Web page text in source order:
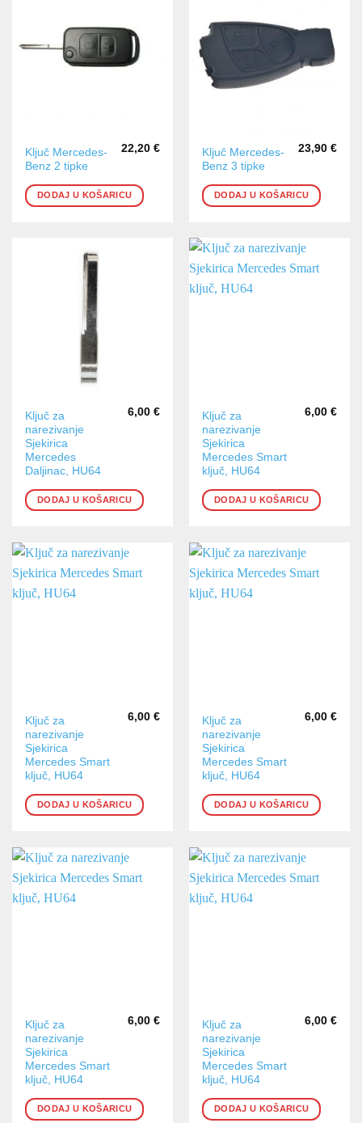
Ključ Mercedes-
Benz 2 tipke
22,20 €
DODAJ U KOŠARICU
Ključ Mercedes-
Benz 3 tipke
23,90 €
DODAJ U KOŠARICU
Ključ za
narezivanje
Sjekirica
Mercedes
Daljinac, HU64
6,00 €
DODAJ U KOŠARICU
Ključ za
narezivanje
Sjekirica
Mercedes Smart
ključ, HU64
6,00 €
DODAJ U KOŠARICU
Ključ za
narezivanje
Sjekirica
Mercedes Smart
ključ, HU64
6,00 €
DODAJ U KOŠARICU
Ključ za
narezivanje
Sjekirica
Mercedes Smart
ključ, HU64
6,00 €
DODAJ U KOŠARICU
Ključ za
narezivanje
Sjekirica
Mercedes Smart
ključ, HU64
6,00 €
DODAJ U KOŠARICU
Ključ za
narezivanje
Sjekirica
Mercedes Smart
ključ, HU64
6,00 €
DODAJ U KOŠARICU